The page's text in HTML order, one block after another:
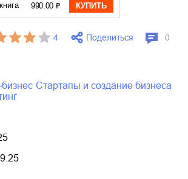
990.00 ₽ КУПИТЬ
4 Поделиться 0
бизнес
стартапы и создание бизнеса